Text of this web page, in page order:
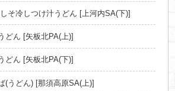
そ冷しつけ汁うどん [上河内SA(下)]
どん [矢板北PA(上)]
どん [矢板北PA(下)]
(うどん) [那須高原SA(上)]